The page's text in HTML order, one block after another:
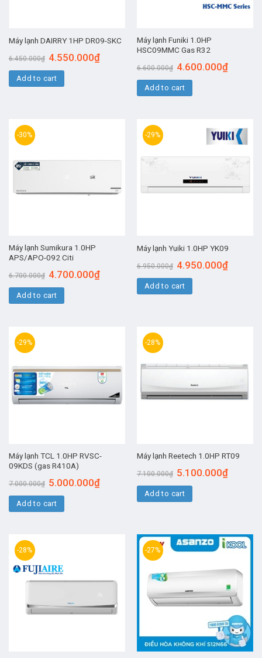
Máy lạnh DAIRRY 1HP DR09-SKC
6.450.000₫ 4.550.000₫
Add to cart
Máy lạnh Funiki 1.0HP
HSC09MMC Gas R32
6.600.000₫ 4.600.000₫
Add to cart
-30%
Máy lạnh Sumikura 1.0HP
APS/APO-092 Citi
6.700.000₫ 4.700.000₫
Add to cart
-29%
Máy lạnh Yuiki 1.0HP YK09
6.950.000₫ 4.950.000₫
Add to cart
-29%
Máy lạnh TCL 1.0HP RVSC-
09KDS (gas R410A)
7.000.000₫ 5.000.000₫
Add to cart
-28%
Máy lạnh Reetech 1.0HP RT09
7.100.000₫ 5.100.000₫
Add to cart
-28% -27%